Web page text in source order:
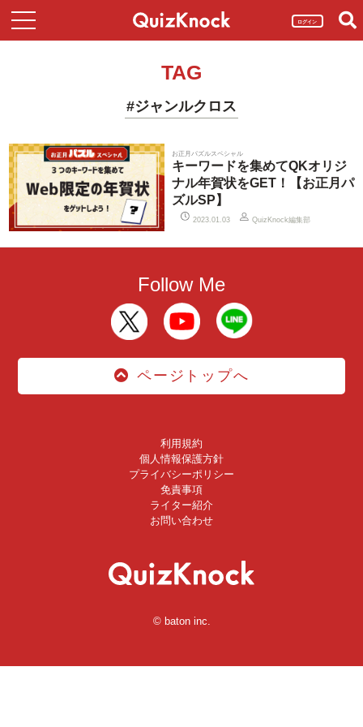
ログイン
TAG
#ジャンルクロス
お正月パズルスペシャル
キーワードを集めてQKオリジ
ナル年賀状をGET！【お正月パ
ズルSP】
2023.01.03 QuizKnock編集部
Follow Me
ページトップへ
利用規約
個人情報保護方針
プライバシーポリシー
免責事項
ライター紹介
お問い合わせ
© baton inc.